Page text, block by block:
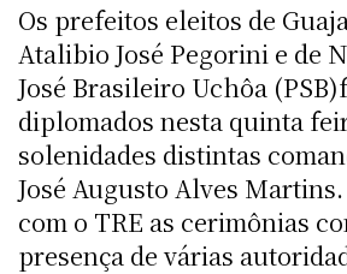
Os prefeitos eleitos de
Atalibio José Pegorini e de
José Brasileiro Uchôa
diplomados nesta quinta
solenidades distintas
José Augusto Alves
com o TRE as cerimônias
presença de várias